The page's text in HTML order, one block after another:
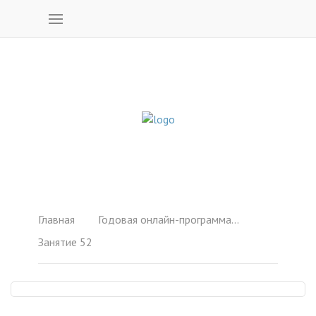
Главная
Годовая онлайн-программа "Управление энергией"
Занятие 52